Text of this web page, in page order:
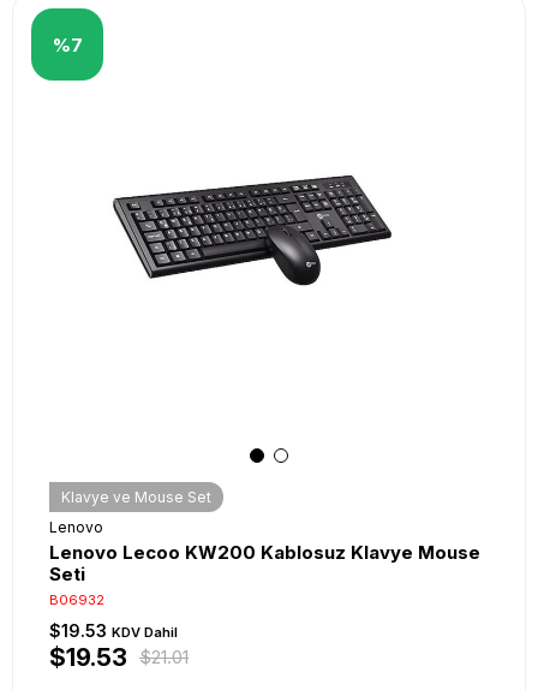
Klavye ve Mouse Set
Lenovo
Lenovo Lecoo KW200 Kablosuz Klavye Mouse
Seti
B06932
$19.53 KDV Dahil
$19.53 $21.01
%7